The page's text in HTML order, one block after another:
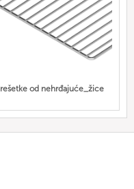
rešetke od nehrđajuće_žice